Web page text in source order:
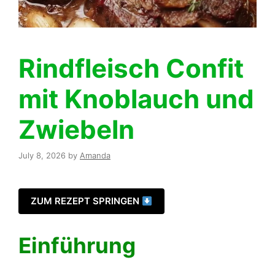
Rindfleisch Confit
mit Knoblauch und
Zwiebeln
July 8, 2026 by Amanda
ZUM REZEPT SPRINGEN
Einführung